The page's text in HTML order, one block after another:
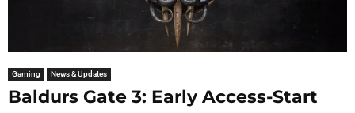
Gaming News & Updates
Baldurs Gate 3: Early Access-Start